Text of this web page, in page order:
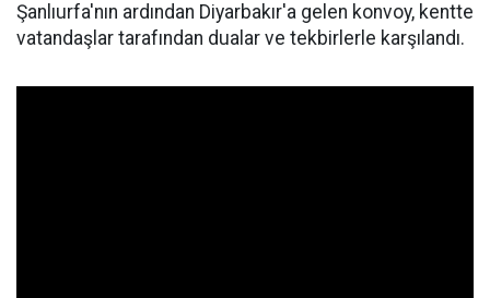
Şanlıurfa'nın ardından Diyarbakır'a gelen konvoy, kentte
vatandaşlar tarafından dualar ve tekbirlerle karşılandı.